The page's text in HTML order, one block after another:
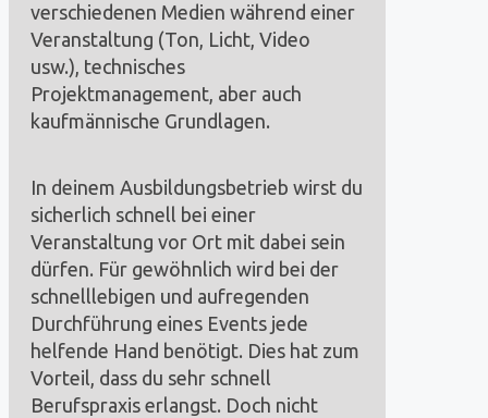
verschiedenen Medien während einer
Veranstaltung (Ton, Licht, Video
usw.), technisches
Projektmanagement, aber auch
kaufmännische Grundlagen.
In deinem Ausbildungsbetrieb wirst du
sicherlich schnell bei einer
Veranstaltung vor Ort mit dabei sein
dürfen. Für gewöhnlich wird bei der
schnelllebigen und aufregenden
Durchführung eines Events jede
helfende Hand benötigt. Dies hat zum
Vorteil, dass du sehr schnell
Berufspraxis erlangst. Doch nicht